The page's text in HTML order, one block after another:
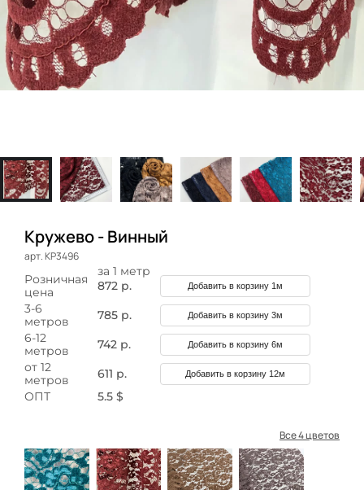
Кружево - Винный
арт. КР3496
за 1 метр
Розничная
цена
872 р. Добавить в корзину 1м
3-6
метров
785 р. Добавить в корзину 3м
6-12
метров
742 р. Добавить в корзину 6м
от 12
метров
611 р. Добавить в корзину 12м
ОПТ 5.5 $
Все 4 цветов